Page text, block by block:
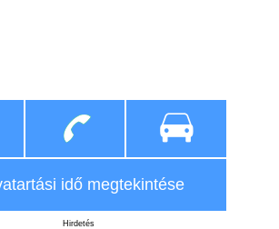
idő megtekintése
Hirdetés